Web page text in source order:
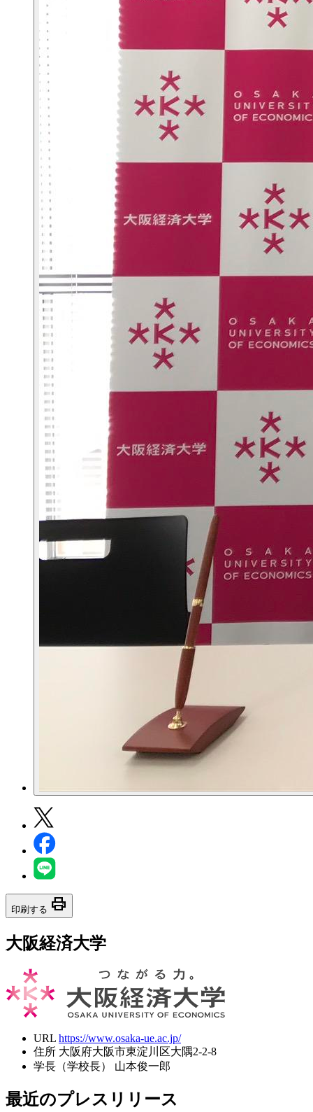
印刷する print
大阪経済大学
URL https://www.osaka-ue.ac.jp/
住所 大阪府大阪市東淀川区大隅2-2-8
学長（学校長）
山本俊一郎
最近のプレスリリース